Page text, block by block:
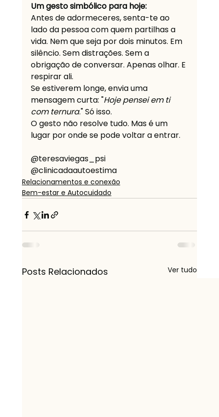
Um gesto simbólico para hoje:
Antes de adormeceres, senta-te ao
lado da pessoa com quem partilhas a
vida. Nem que seja por dois minutos. Em
silêncio. Sem distrações. Sem a
obrigação de conversar. Apenas olhar. E
respirar ali.
Se estiverem longe, envia uma
mensagem curta: "Hoje pensei em ti
com ternura." Só isso.
O gesto não resolve tudo. Mas é um
lugar por onde se pode voltar a entrar.
@teresaviegas_psi
@clinicadaautoestima
Relacionamentos e conexão
Bem-estar e Autocuidado
Posts Relacionados Ver tudo